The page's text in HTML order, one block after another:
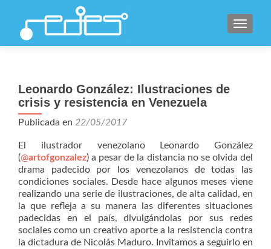
Leonardo González: Ilustraciones de
crisis y resistencia en Venezuela
Publicada en 22/05/2017
El ilustrador venezolano Leonardo González
(@artofgonzalez) a pesar de la distancia no se olvida del
drama padecido por los venezolanos de todas las
condiciones sociales. Desde hace algunos meses viene
realizando una serie de ilustraciones, de alta calidad, en
la que refleja a su manera las diferentes situaciones
padecidas en el país, divulgándolas por sus redes
sociales como un creativo aporte a la resistencia contra
la dictadura de Nicolás Maduro. Invitamos a seguirlo en